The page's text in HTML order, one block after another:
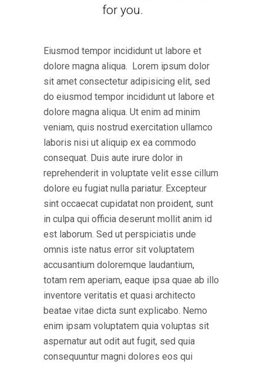
for you.
Eiusmod tempor incididunt ut labore et
dolore magna aliqua. Lorem ipsum dolor
sit amet consectetur adipisicing elit, sed
do eiusmod tempor incididunt ut labore et
dolore magna aliqua. Ut enim ad minim
veniam, quis nostrud exercitation ullamco
laboris nisi ut aliquip ex ea commodo
consequat. Duis aute irure dolor in
reprehenderit in voluptate velit esse cillum
dolore eu fugiat nulla pariatur. Excepteur
sint occaecat cupidatat non proident, sunt
in culpa qui officia deserunt mollit anim id
est laborum. Sed ut perspiciatis unde
omnis iste natus error sit voluptatem
accusantium doloremque laudantium,
totam rem aperiam, eaque ipsa quae ab illo
inventore veritatis et quasi architecto
beatae vitae dicta sunt explicabo. Nemo
enim ipsam voluptatem quia voluptas sit
aspernatur aut odit aut fugit, sed quia
consequuntur magni dolores eos qui